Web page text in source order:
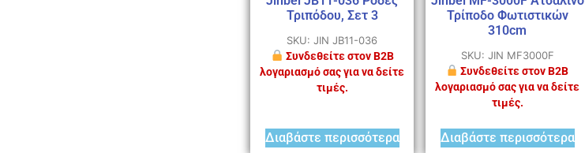
Τριπόδου, Σετ 3
SKU: JIN JB11-036
Συνδεθείτε στον B2B
λογαριασμό σας για να δείτε
τιμές.
Διαβάστε περισσότερα
Τρίποδο Φωτιστικών
310cm
SKU: JIN MF3000F
Συνδεθείτε στον B2B
λογαριασμό σας για να δείτε
τιμές.
Διαβάστε περισσότερα